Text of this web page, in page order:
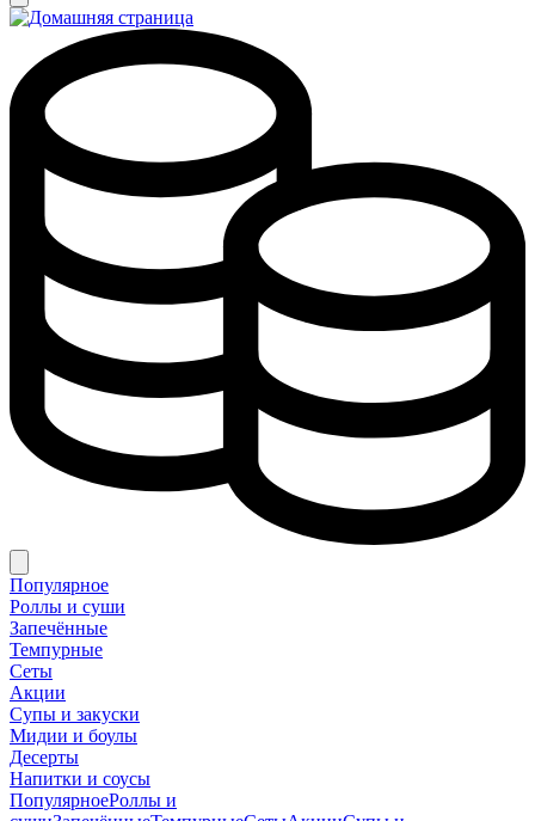
Популярное
Роллы и суши
Запечённые
Темпурные
Сеты
Акции
Супы и закуски
Мидии и боулы
Десерты
Напитки и соусы
ПопулярноеРоллы и